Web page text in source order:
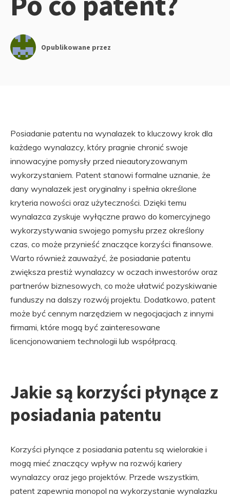
Opublikowane przez
Posiadanie patentu na wynalazek to kluczowy krok dla
każdego wynalazcy, który pragnie chronić swoje
innowacyjne pomysły przed nieautoryzowanym
wykorzystaniem. Patent stanowi formalne uznanie, że
dany wynalazek jest oryginalny i spełnia określone
kryteria nowości oraz użyteczności. Dzięki temu
wynalazca zyskuje wyłączne prawo do komercyjnego
wykorzystywania swojego pomysłu przez określony
czas, co może przynieść znaczące korzyści finansowe.
Warto również zauważyć, że posiadanie patentu
zwiększa prestiż wynalazcy w oczach inwestorów oraz
partnerów biznesowych, co może ułatwić pozyskiwanie
funduszy na dalszy rozwój projektu. Dodatkowo, patent
może być cennym narzędziem w negocjacjach z innymi
firmami, które mogą być zainteresowane
licencjonowaniem technologii lub współpracą.
Jakie są korzyści płynące z
posiadania patentu
Korzyści płynące z posiadania patentu są wielorakie i
mogą mieć znaczący wpływ na rozwój kariery
wynalazcy oraz jego projektów. Przede wszystkim,
patent zapewnia monopol na wykorzystanie wynalazku